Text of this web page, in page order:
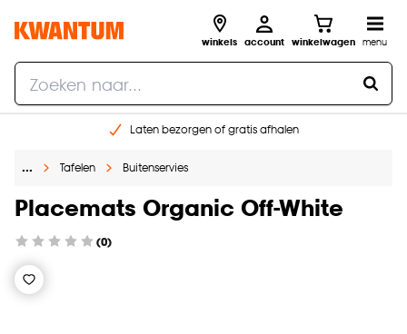
winkels account winkelwagen menu
Laten bezorgen of gratis afhalen
Gratis raam advies en opmeten aan huis
… Tafelen Buitenservies
Placemats Organic Off-White
(0)